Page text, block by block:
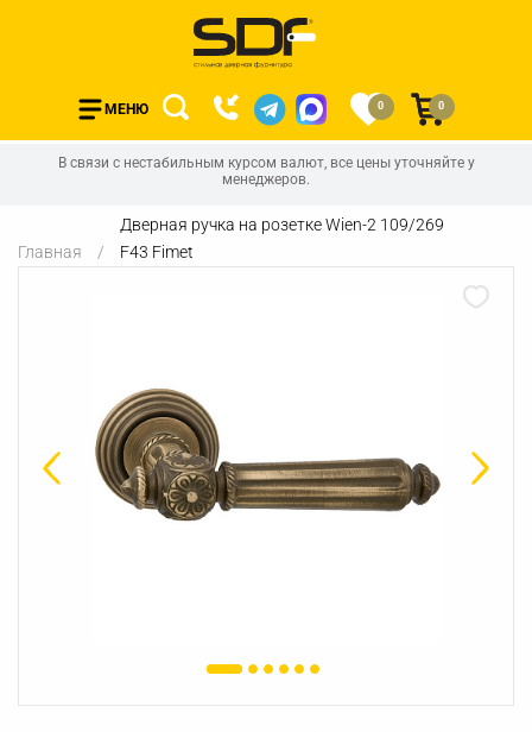
МЕНЮ 0 0
В связи с нестабильным курсом валют, все цены уточняйте у
менеджеров.
Главная
Дверная ручка на розетке Wien-2 109/269
F43 Fimet